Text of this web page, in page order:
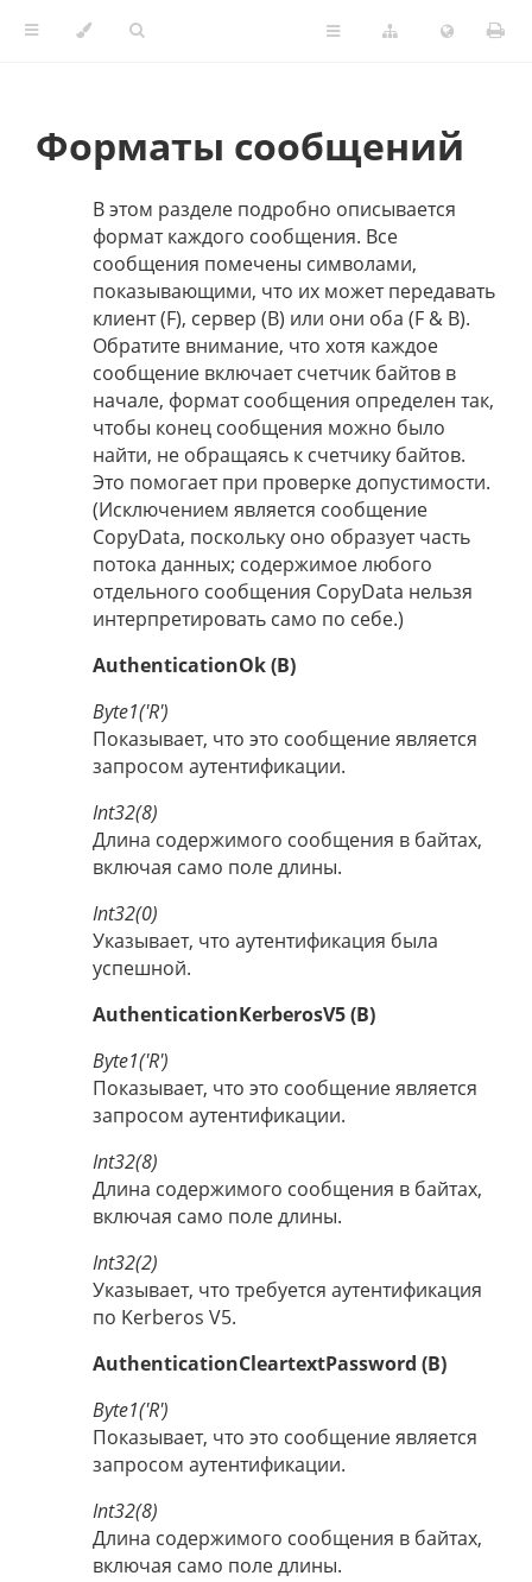
Форматы сообщений
В этом разделе подробно описывается
формат каждого сообщения. Все
сообщения помечены символами,
показывающими, что их может передавать
клиент (F), сервер (B) или они оба (F & B).
Обратите внимание, что хотя каждое
сообщение включает счетчик байтов в
начале, формат сообщения определен так,
чтобы конец сообщения можно было
найти, не обращаясь к счетчику байтов.
Это помогает при проверке допустимости.
(Исключением является сообщение
CopyData, поскольку оно образует часть
потока данных; содержимое любого
отдельного сообщения CopyData нельзя
интерпретировать само по себе.)
AuthenticationOk (B)
Byte1('R')
Показывает, что это сообщение является
запросом аутентификации.
Int32(8)
Длина содержимого сообщения в байтах,
включая само поле длины.
Int32(0)
Указывает, что аутентификация была
успешной.
AuthenticationKerberosV5 (B)
Byte1('R')
Показывает, что это сообщение является
запросом аутентификации.
Int32(8)
Длина содержимого сообщения в байтах,
включая само поле длины.
Int32(2)
Указывает, что требуется аутентификация
по Kerberos V5.
AuthenticationCleartextPassword (B)
Byte1('R')
Показывает, что это сообщение является
запросом аутентификации.
Int32(8)
Длина содержимого сообщения в байтах,
включая само поле длины.